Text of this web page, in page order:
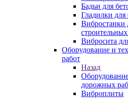
Бадьи для
Гладилки для
Вибростанки
Вибросита
Оборудование и
работ
Назад
дорожных
Виброплиты